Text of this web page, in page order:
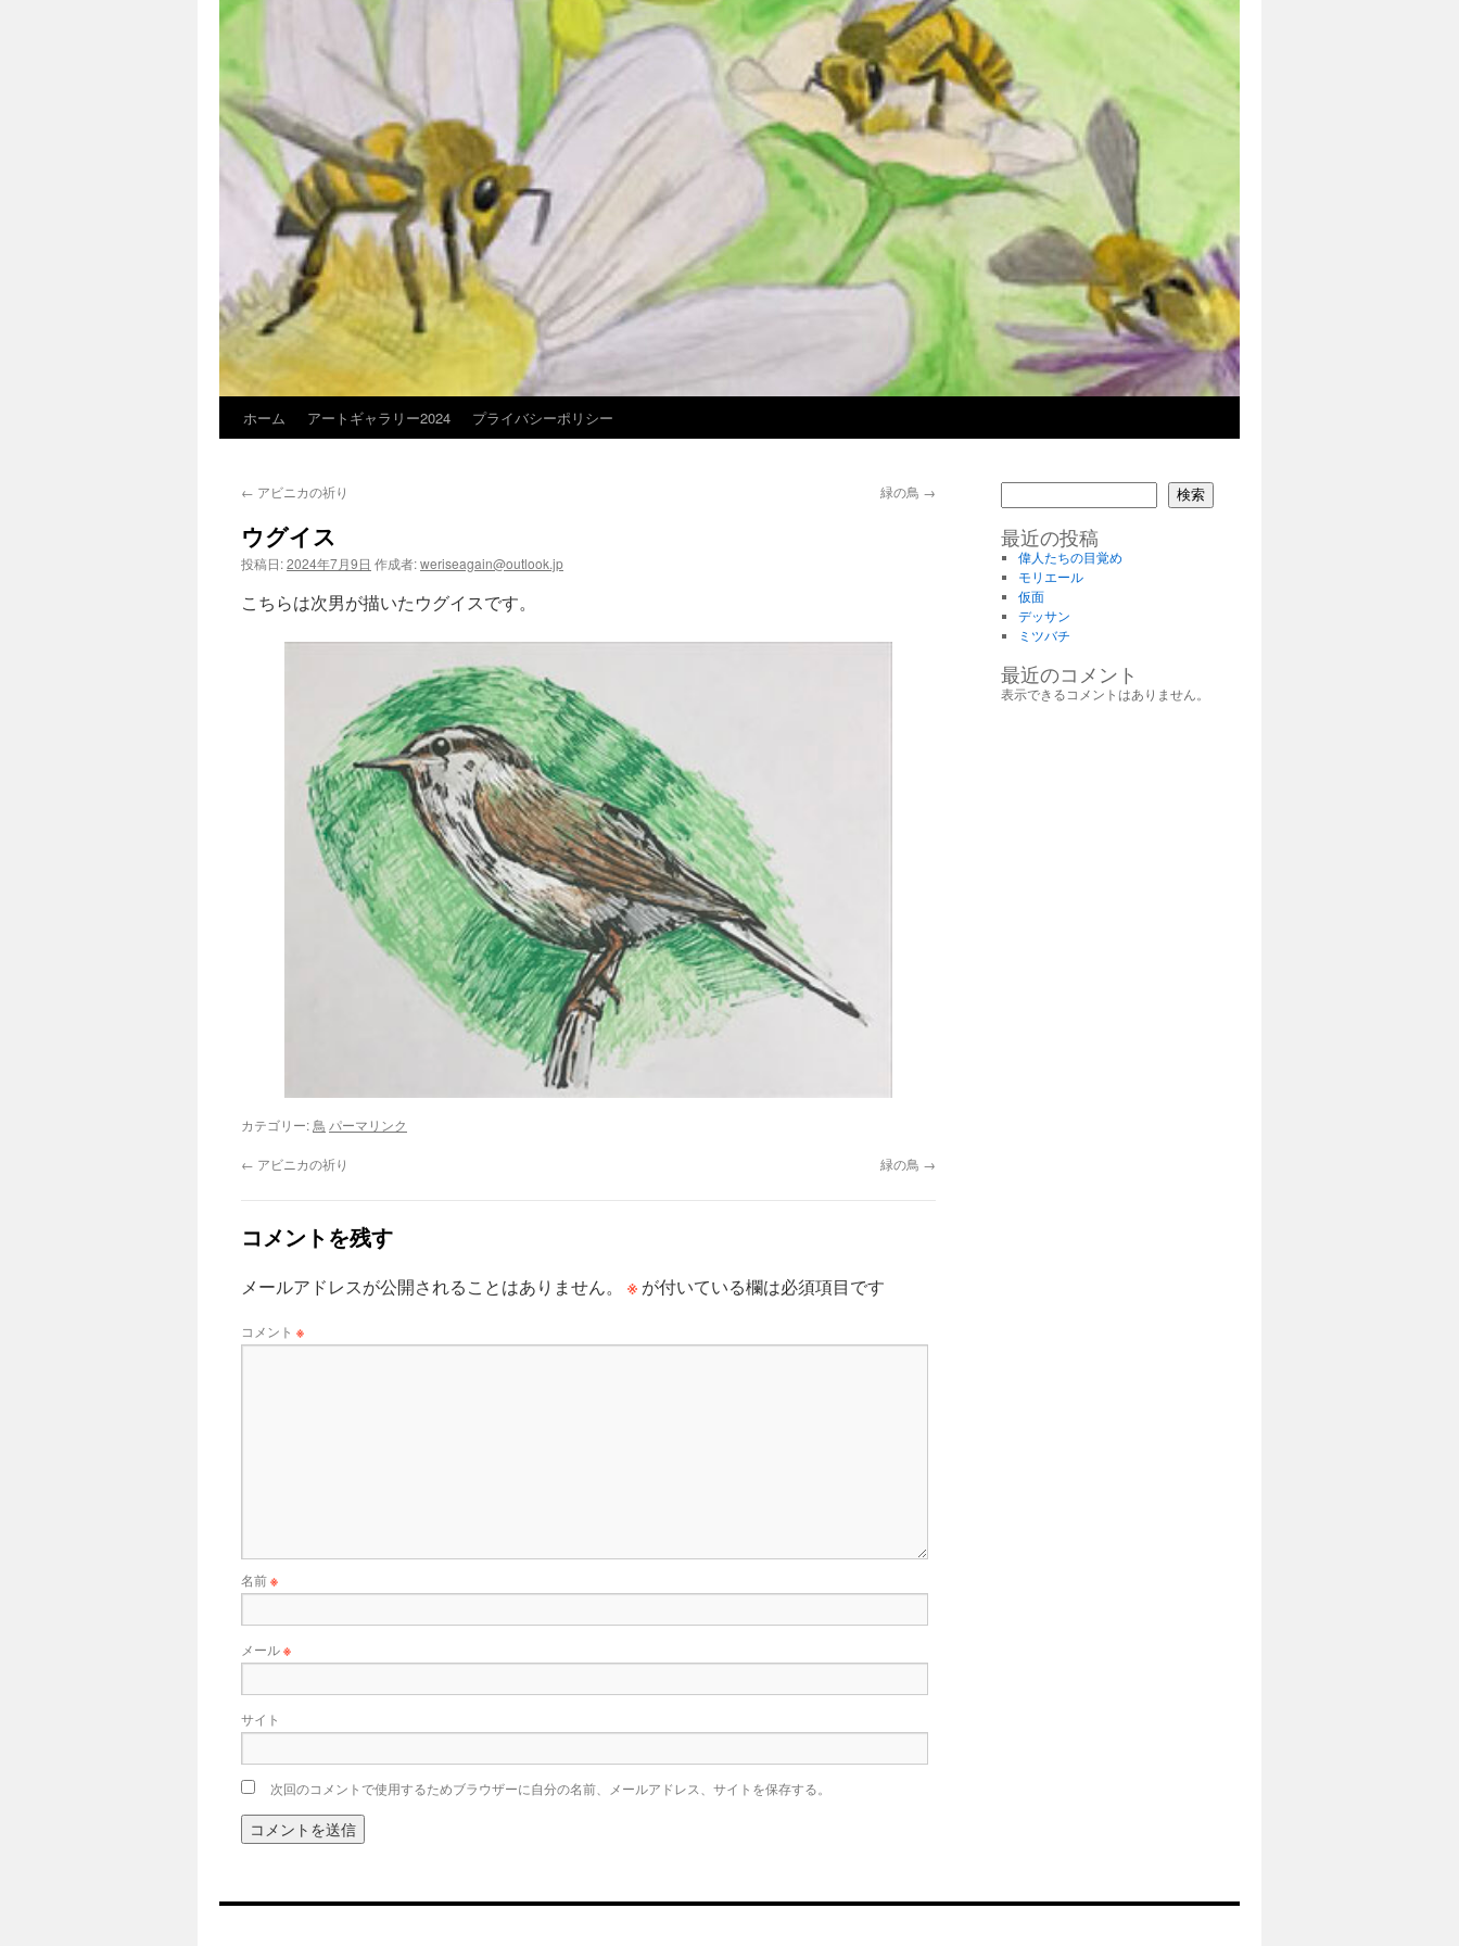
ホーム アートギャラリー2024 プライバシーポリシー
← アビニカの祈り 緑の鳥 →
ウグイス
投稿日:2024年7月9日 作成者:weriseagain@outlook.jp
こちらは次男が描いたウグイスです。
カテゴリー: 鳥 パーマリンク
← アビニカの祈り 緑の鳥 →
コメントを残す
メールアドレスが公開されることはありません。 ※ が付いている欄は必須項目です
コメント ※
名前※
メール※
サイト
次回のコメントで使用するためブラウザーに自分の名前、メールアドレス、サイトを保存する。
検索
最近の投稿
偉人たちの目覚め
モリエール
仮面
デッサン
ミツバチ
最近のコメント
表示できるコメントはありません。